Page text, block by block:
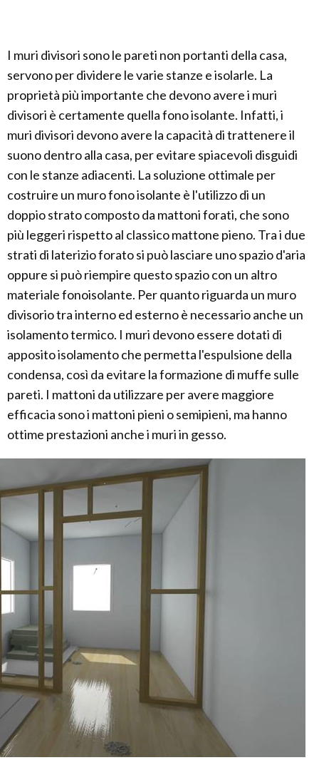
I muri divisori sono le pareti non portanti della casa,
servono per dividere le varie stanze e isolarle. La
proprietà più importante che devono avere i muri
divisori è certamente quella fono isolante. Infatti, i
muri divisori devono avere la capacità di trattenere il
suono dentro alla casa, per evitare spiacevoli disguidi
con le stanze adiacenti. La soluzione ottimale per
costruire un muro fono isolante è l'utilizzo di un
doppio strato composto da mattoni forati, che sono
più leggeri rispetto al classico mattone pieno. Tra i due
strati di laterizio forato si può lasciare uno spazio d'aria
oppure si può riempire questo spazio con un altro
materiale fonoisolante. Per quanto riguarda un muro
divisorio tra interno ed esterno è necessario anche un
isolamento termico. I muri devono essere dotati di
apposito isolamento che permetta l'espulsione della
condensa, così da evitare la formazione di muffe sulle
pareti. I mattoni da utilizzare per avere maggiore
efficacia sono i mattoni pieni o semipieni, ma hanno
ottime prestazioni anche i muri in gesso.